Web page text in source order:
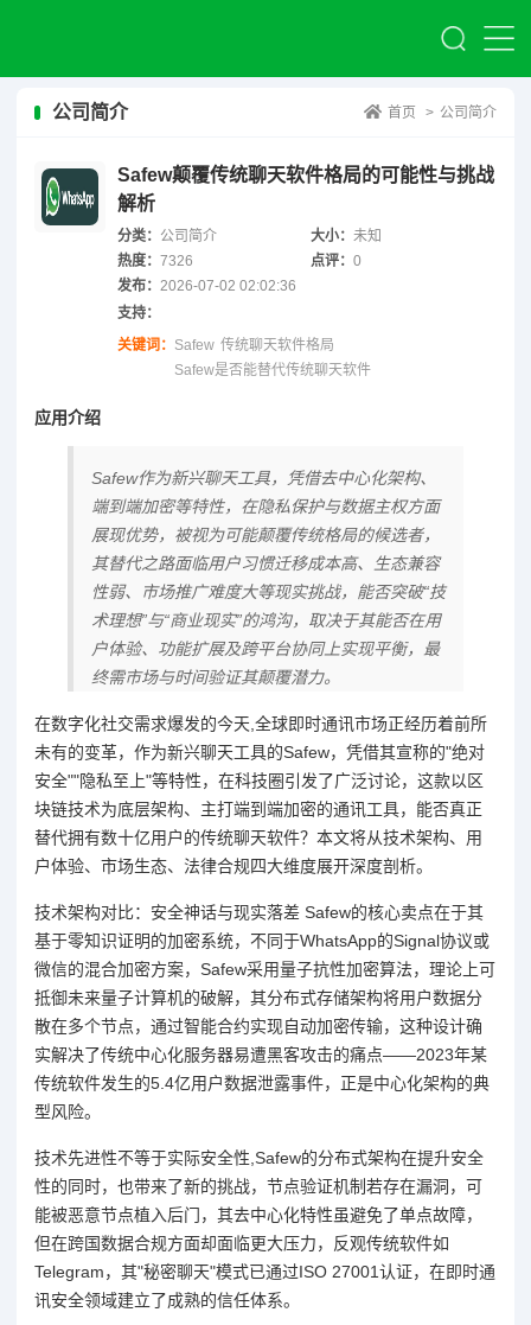
公司简介 首页 > 公司简介
Safew颠覆传统聊天软件格局的可能性与挑战
解析
分类： 公司简介 大小：未知
热度： 7326 点评：0
发布： 2026-07-02 02:02:36
支持：
关键词： Safew 传统聊天软件格局
Safew是否能替代传统聊天软件
应用介绍
Safew作为新兴聊天工具，凭借去中心化架构、
端到端加密等特性，在隐私保护与数据主权方面
展现优势，被视为可能颠覆传统格局的候选者，
其替代之路面临用户习惯迁移成本高、生态兼容
性弱、市场推广难度大等现实挑战，能否突破“技
术理想”与“商业现实”的鸿沟，取决于其能否在用
户体验、功能扩展及跨平台协同上实现平衡，最
终需市场与时间验证其颠覆潜力。
在数字化社交需求爆发的今天,全球即时通讯市场正经历着前所
未有的变革，作为新兴聊天工具的Safew，凭借其宣称的"绝对
安全""隐私至上"等特性，在科技圈引发了广泛讨论，这款以区
块链技术为底层架构、主打端到端加密的通讯工具，能否真正
替代拥有数十亿用户的传统聊天软件？本文将从技术架构、用
户体验、市场生态、法律合规四大维度展开深度剖析。
技术架构对比：安全神话与现实落差 Safew的核心卖点在于其
基于零知识证明的加密系统，不同于WhatsApp的Signal协议或
微信的混合加密方案，Safew采用量子抗性加密算法，理论上可
抵御未来量子计算机的破解，其分布式存储架构将用户数据分
散在多个节点，通过智能合约实现自动加密传输，这种设计确
实解决了传统中心化服务器易遭黑客攻击的痛点——2023年某
传统软件发生的5.4亿用户数据泄露事件，正是中心化架构的典
型风险。
技术先进性不等于实际安全性,Safew的分布式架构在提升安全
性的同时，也带来了新的挑战，节点验证机制若存在漏洞，可
能被恶意节点植入后门，其去中心化特性虽避免了单点故障，
但在跨国数据合规方面却面临更大压力，反观传统软件如
Telegram，其"秘密聊天"模式已通过ISO 27001认证，在即时通
讯安全领域建立了成熟的信任体系。